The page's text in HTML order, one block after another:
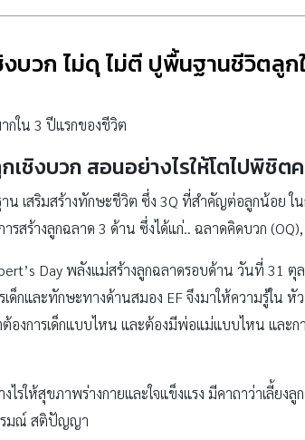
งบวก ไม่ดุ ไม่ตี ปูพื้นฐานชีวิตลูก
กใน 3 ปีแรกของชีวิต
เชิงบวก สอนอย่างไรให้โตไปพิชิต
เสริมสร้างทักษะชีวิต ซึ่ง 3Q ที่สำคัญต่อลูกน้อย ใน
ารสร้างลูกฉลาด 3 ด้าน ซึ่งได้แก่.. ฉลาดคิดบวก
Day พลังแม่สร้างลูกฉลาดรอบด้าน วันที่ 31
กและทักษะทางด้านสมอง EF จึงมาให้ความรู้ใน หั
องการเด็กแบบไหน และต้องมีพ่อแม่แบบไหน และก
รให้สุขภาพร่างกายและใจแข็งแรง มีคาถาว่าเลี้ยง
รมณ์ สติปัญญา